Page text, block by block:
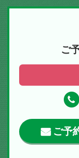
ご
ご予